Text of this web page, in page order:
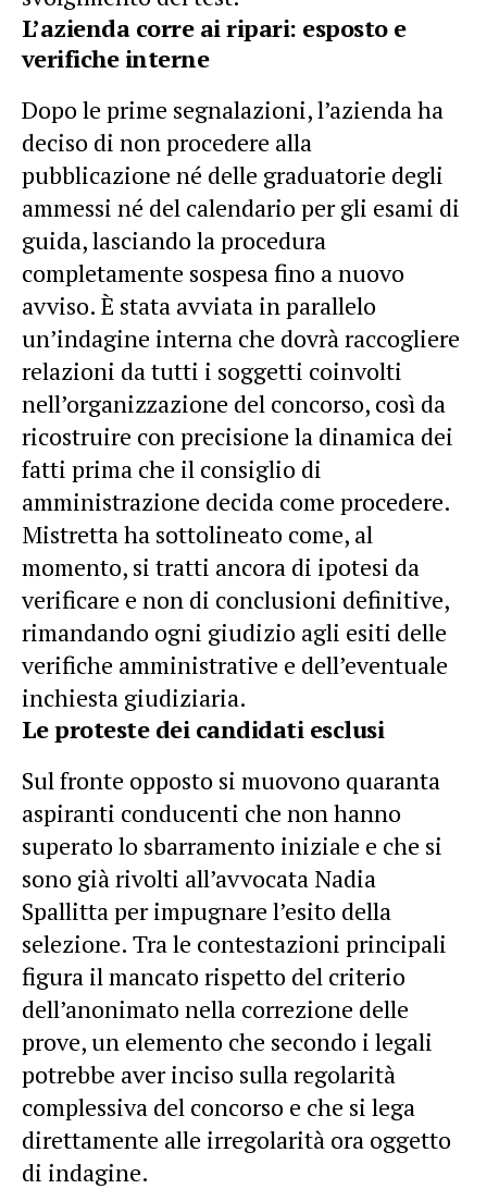
L’azienda corre ai ripari: esposto e
verifiche interne
Dopo le prime segnalazioni, l’azienda ha
deciso di non procedere alla
pubblicazione né delle graduatorie degli
ammessi né del calendario per gli esami di
guida, lasciando la procedura
completamente sospesa fino a nuovo
avviso. È stata avviata in parallelo
un’indagine interna che dovrà raccogliere
relazioni da tutti i soggetti coinvolti
nell’organizzazione del concorso, così da
ricostruire con precisione la dinamica dei
fatti prima che il consiglio di
amministrazione decida come procedere.
Mistretta ha sottolineato come, al
momento, si tratti ancora di ipotesi da
verificare e non di conclusioni definitive,
rimandando ogni giudizio agli esiti delle
verifiche amministrative e dell’eventuale
inchiesta giudiziaria.
Le proteste dei candidati esclusi
Sul fronte opposto si muovono quaranta
aspiranti conducenti che non hanno
superato lo sbarramento iniziale e che si
sono già rivolti all’avvocata Nadia
Spallitta per impugnare l’esito della
selezione. Tra le contestazioni principali
figura il mancato rispetto del criterio
dell’anonimato nella correzione delle
prove, un elemento che secondo i legali
potrebbe aver inciso sulla regolarità
complessiva del concorso e che si lega
direttamente alle irregolarità ora oggetto
di indagine.